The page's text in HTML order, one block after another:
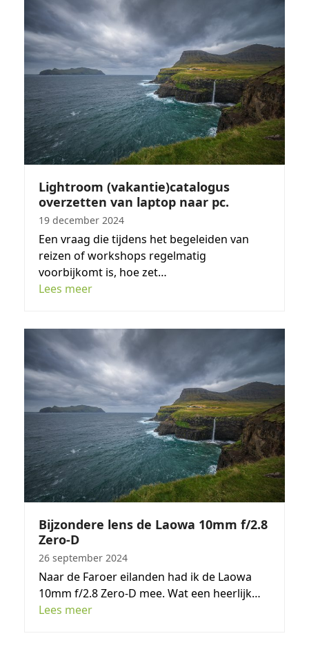
Lightroom (vakantie)catalogus
overzetten van laptop naar pc.
19 december 2024
Een vraag die tijdens het begeleiden van
reizen of workshops regelmatig
voorbijkomt is, hoe zet…
Lees meer
Bijzondere lens de Laowa 10mm f/2.8
Zero-D
26 september 2024
Naar de Faroer eilanden had ik de Laowa
10mm f/2.8 Zero-D mee. Wat een heerlijk…
Lees meer